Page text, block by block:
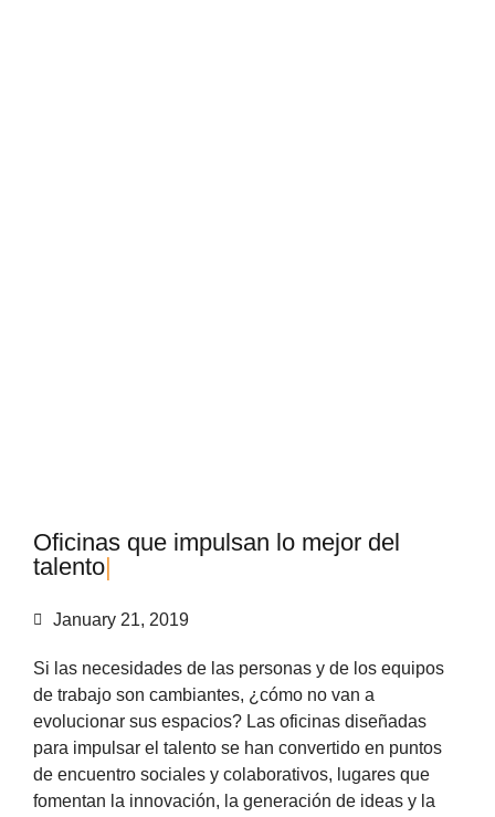
Oficinas que impulsan lo mejor del
talento|
January 21, 2019
Si las necesidades de las personas y de los equipos
de trabajo son cambiantes, ¿cómo no van a
evolucionar sus espacios? Las oficinas diseñadas
para impulsar el talento se han convertido en puntos
de encuentro sociales y colaborativos, lugares que
fomentan la innovación, la generación de ideas y la